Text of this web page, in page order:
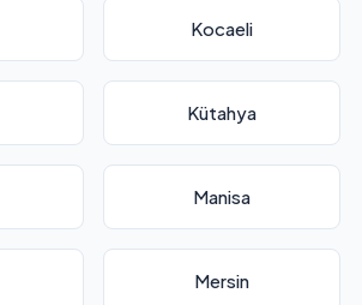
Kocaeli
Kütahya
Manisa
Mersin